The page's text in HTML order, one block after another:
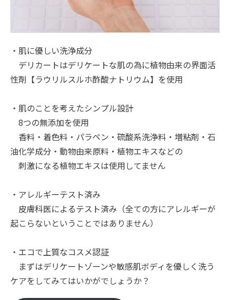
・肌に優しい洗浄成分
デリカートはデリケートな肌の為に植物由来の界面活
性剤【ラウリルスルホ酢酸ナトリウム】を使用
・肌のことを考えたシンプル設計
8つの無添加を使用
香料・着色料・パラペン・硫酸系洗浄料・増粘剤・石
油化学成分・動物由来原料・植物エキスなどの
刺激になる植物エキスは使用してません
・アレルギーテスト済み
皮膚科医によるテスト済み（全ての方にアレルギーが
起こらないということではありません）
・エコで上質なコスメ認証
まずはデリケートゾーンや敏感肌ボディを優しく洗う
ケアをしてみてはいかがでしょうか？